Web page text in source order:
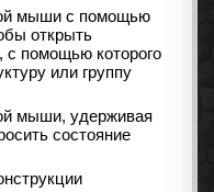
мыши с помощью
открыть
с помощью которого
или группу
мыши, удерживая
состояние